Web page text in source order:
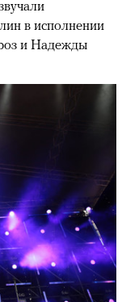
в исполнении
и Надежды